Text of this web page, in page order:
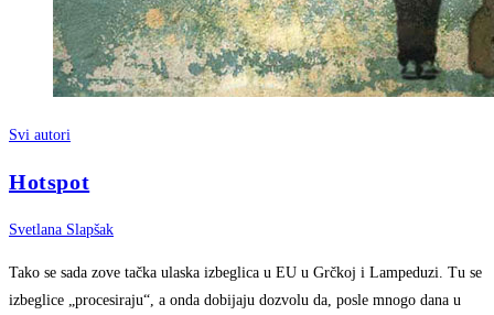
Svi autori
Hotspot
Svetlana Slapšak
Tako se sada zove tačka ulaska izbeglica u EU u Grčkoj i Lampeduzi. Tu se
izbeglice „procesiraju“, a onda dobijaju dozvolu da, posle mnogo dana u